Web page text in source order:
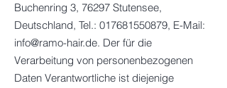
Buchenring 3, 76297 Stutensee,
Deutschland, Tel.: 017681550879, E-Mail:
info@ramo-hair.de. Der für die
Verarbeitung von personenbezogenen
Daten Verantwortliche ist diejenige